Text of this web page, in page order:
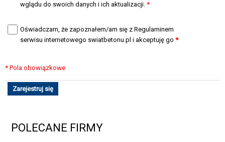
wglądu do swoich danych i ich aktualizacji. *
Oświadczam, że zapoznałem/am się z Regulaminem
serwisu internetowego swiatbetonu.pl i akceptuję go *
* Pola obowiązkowe
Zarejestruj się
POLECANE FIRMY